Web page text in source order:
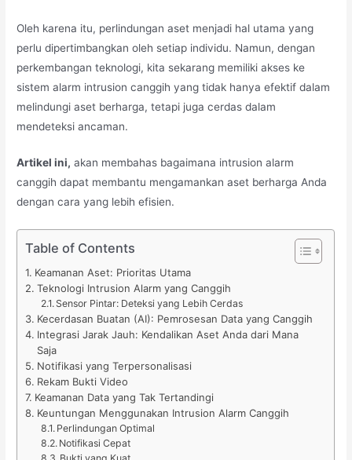
Oleh karena itu, perlindungan aset menjadi hal utama yang
perlu dipertimbangkan oleh setiap individu. Namun, dengan
perkembangan teknologi, kita sekarang memiliki akses ke
sistem alarm intrusion canggih yang tidak hanya efektif dalam
melindungi aset berharga, tetapi juga cerdas dalam
mendeteksi ancaman.
Artikel ini, akan membahas bagaimana intrusion alarm
canggih dapat membantu mengamankan aset berharga Anda
dengan cara yang lebih efisien.
Table of Contents
Keamanan Aset: Prioritas Utama
Teknologi Intrusion Alarm yang Canggih
Sensor Pintar: Deteksi yang Lebih Cerdas
Kecerdasan Buatan (AI): Pemrosesan Data yang Canggih
Integrasi Jarak Jauh: Kendalikan Aset Anda dari Mana
Saja
Notifikasi yang Terpersonalisasi
Rekam Bukti Video
Keamanan Data yang Tak Tertandingi
Keuntungan Menggunakan Intrusion Alarm Canggih
Perlindungan Optimal
Notifikasi Cepat